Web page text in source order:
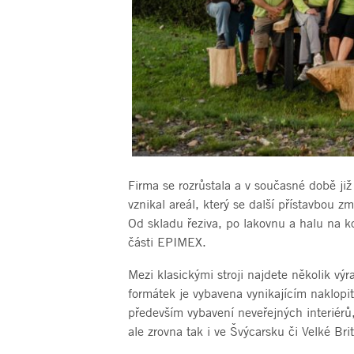
Firma se rozrůstala a v současné době
vznikal areál, který se další přístavbou
Od skladu řeziva, po lakovnu a halu na
části EPIMEX.
Mezi klasickými stroji najdete několik
formátek je vybavena vynikajícím
především vybavení neveřejných
ale zrovna tak i ve Švýcarsku či Velké